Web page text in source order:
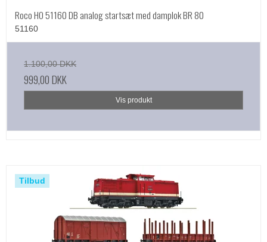
Roco HO 51160 DB analog startsæt med damplok BR 80
51160
1.100,00 DKK
999,00 DKK
Vis produkt
Tilbud